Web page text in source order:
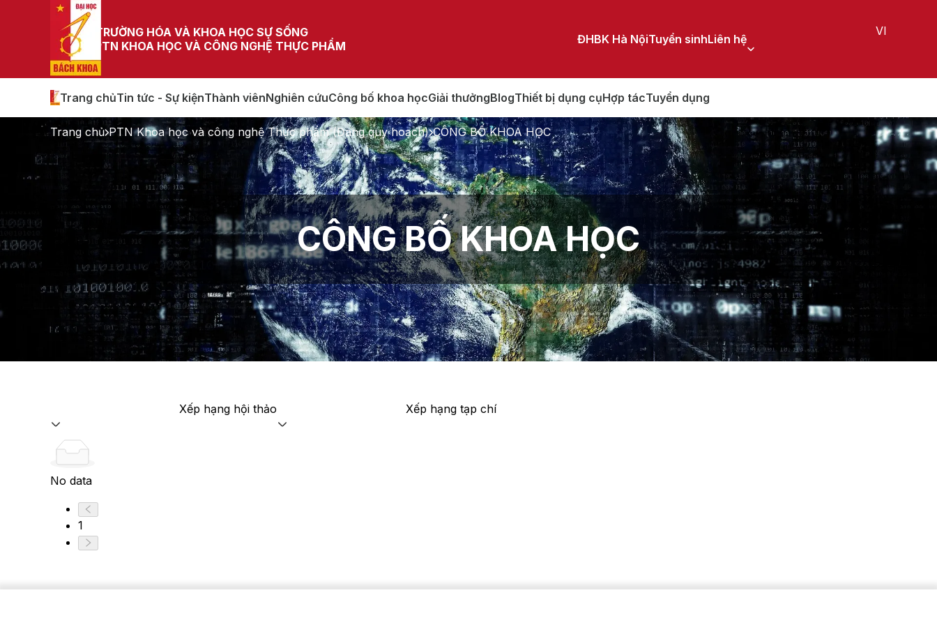
TRƯỜNG HÓA VÀ KHOA HỌC SỰ SỐNG
PTN KHOA HỌC VÀ CÔNG NGHỆ THỰC PHẨM
ĐHBK Hà NộiTuyển sinhLiên hệ
VI
Trang chủTin tức - Sự kiệnThành viênNghiên cứuCông bố khoa họcGiải thưởngBlogThiết bị dụng cụHợp tácTuyển dụng
CÔNG BỐ KHOA HỌC
Trang chủ PTN Khoa học và công nghệ Thực phẩm (Đang quy hoạch) CÔNG BỐ KHOA HỌC
Xếp hạng hội thảo Xếp hạng tạp chí
No data
1